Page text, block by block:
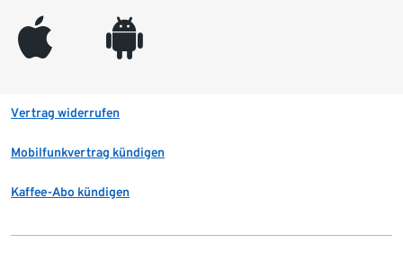
appleinc android
Vertrag widerrufen
Mobilfunkvertrag kündigen
Kaffee-Abo kündigen